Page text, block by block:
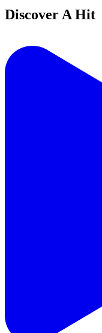
Discover A Hit